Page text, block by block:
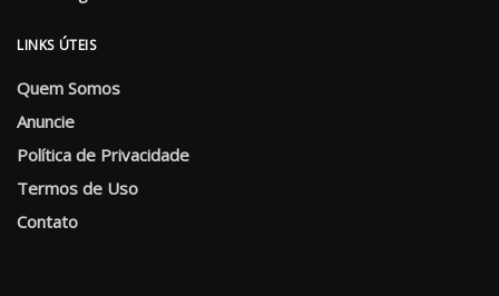
LINKS ÚTEIS
Quem Somos
Anuncie
Política de Privacidade
Termos de Uso
Contato